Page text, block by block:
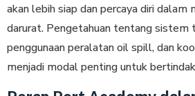
akan lebih siap dan percaya diri dalam
darurat. Pengetahuan tentang sistem
penggunaan peralatan oil spill, dan
menjadi modal penting untuk